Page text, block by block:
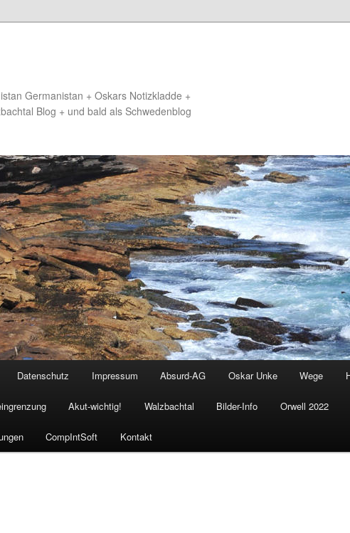
Germanistan + Oskars Notizkladde +
Blog + und bald als Schwedenblog
Datenschutz Impressum Absurd-AG Oskar Unke Wege
Akut-wichtig! Walzbachtal Bilder-Info Orwell 2022
CompIntSoft Kontakt